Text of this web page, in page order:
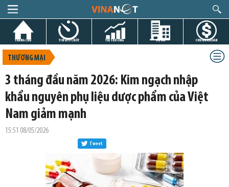
TRANG CHỦ TIN GIỜ CHÓT THỊ TRƯỜNG DỰ ÁN CHỨNG KHOÁN
THƯƠNG MẠI
3 tháng đầu năm 2026: Kim ngạch nhập
khẩu nguyên phụ liệu dược phẩm của Việt
Nam giảm mạnh
15:51 08/05/2026
Tweet